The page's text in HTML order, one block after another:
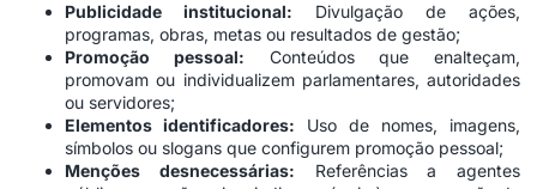
Publicidade institucional: Divulgação de ações,
programas, obras, metas ou resultados de gestão;
Promoção pessoal: Conteúdos que enalteçam,
promovam ou individualizem parlamentares, autoridades
ou servidores;
Elementos identificadores: Uso de nomes, imagens,
símbolos ou slogans que configurem promoção pessoal;
Menções desnecessárias: Referências a agentes